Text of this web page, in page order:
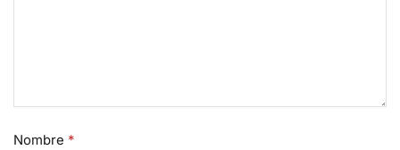
Nombre *